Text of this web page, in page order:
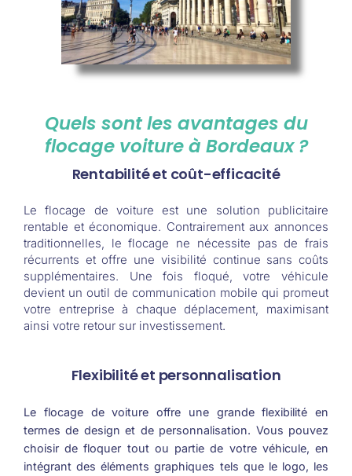
Quels sont les avantages du
flocage voiture à Bordeaux ?
Rentabilité et coût-efficacité
Le flocage de voiture est une solution publicitaire
rentable et économique. Contrairement aux annonces
traditionnelles, le flocage ne nécessite pas de frais
récurrents et offre une visibilité continue sans coûts
supplémentaires. Une fois floqué, votre véhicule
devient un outil de communication mobile qui promeut
votre entreprise à chaque déplacement, maximisant
ainsi votre retour sur investissement.
Flexibilité et personnalisation
Le flocage de voiture offre une grande flexibilité en
termes de design et de personnalisation. Vous pouvez
choisir de floquer tout ou partie de votre véhicule, en
intégrant des éléments graphiques tels que le logo, les